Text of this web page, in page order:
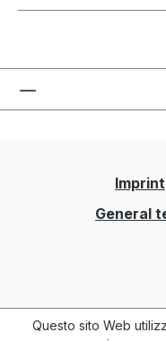
Imprint
General
Questo sito Web